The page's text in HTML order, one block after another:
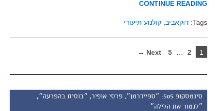
CONTINUE READING
Tags: דוקאביב קולנוע תיעודי
1
2
5
Next →
סינמסקופ 505: ״ספיידרמן״, פרסי אופיר, ״בוסית בהפרעה״,
״לגמור את הלילה״